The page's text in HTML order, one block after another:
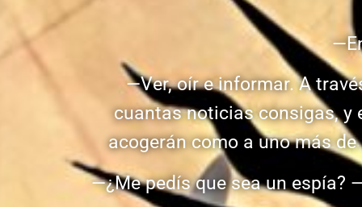
—Ver, oír e informar. A
cuantas noticias consigas, y
acogerán como a uno más
—¿Me pedís que sea un espía?